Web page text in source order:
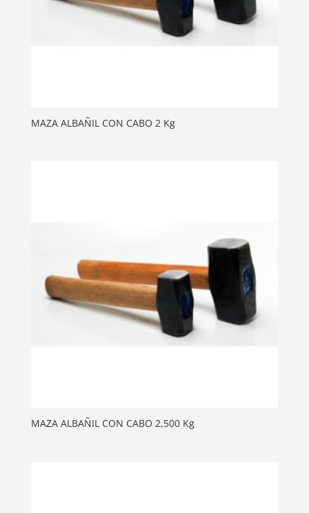
MAZA ALBAÑIL CON CABO 2 Kg
MAZA ALBAÑIL CON CABO 2,500 Kg